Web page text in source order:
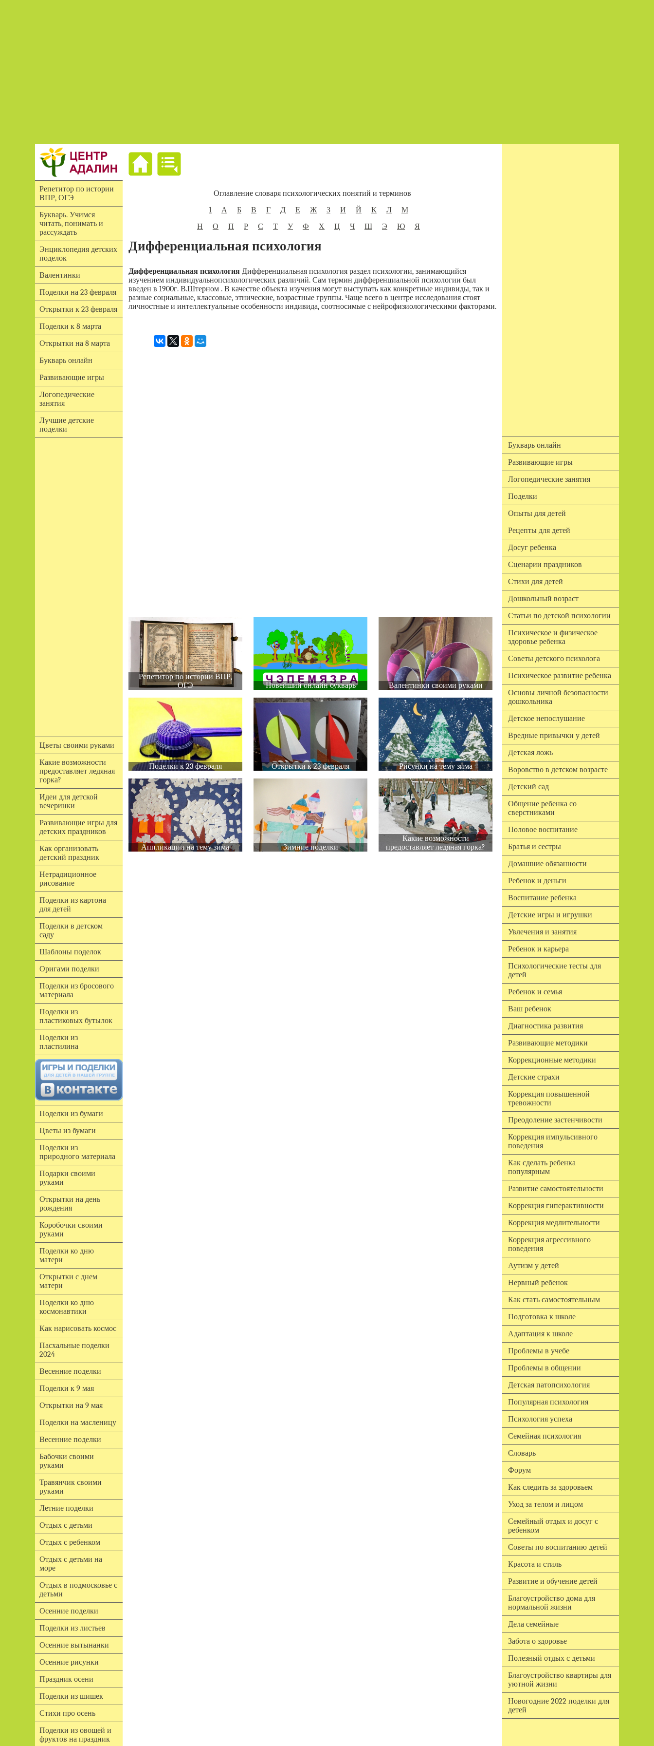
Репетитор по истории
ВПР, ОГЭ
Букварь. Учимся
читать, понимать и
рассуждать
Энциклопедия детских
поделок
Валентинки
Поделки на 23 февраля
Открытки к 23 февраля
Поделки к 8 марта
Открытки на 8 марта
Букварь онлайн
Развивающие игры
Логопедические
занятия
Лучшие детские
поделки
Цветы своими руками
Какие возможности
предоставляет ледяная
горка?
Идеи для детской
вечеринки
Развивающие игры для
детских праздников
Как организовать
детский праздник
Нетрадиционное
рисование
Поделки из картона
для детей
Поделки в детском
саду
Шаблоны поделок
Оригами поделки
Поделки из бросового
материала
Поделки из
пластиковых бутылок
Поделки из
пластилина
Поделки из бумаги
Цветы из бумаги
Поделки из
природного материала
Подарки своими
руками
Открытки на день
рождения
Коробочки своими
руками
Поделки ко дню
матери
Открытки с днем
матери
Поделки ко дню
космонавтики
Как нарисовать космос
Пасхальные поделки
2024
Весенние поделки
Поделки к 9 мая
Открытки на 9 мая
Поделки на масленицу
Весенние поделки
Бабочки своими
руками
Травянчик своими
руками
Летние поделки
Отдых с детьми
Отдых с ребенком
Отдых с детьми на
море
Отдых в подмосковье с
детьми
Осенние поделки
Поделки из листьев
Осенние вытынанки
Осенние рисунки
Праздник осени
Поделки из шишек
Стихи про осень
Поделки из овощей и
фруктов на праздник
Оглавление словаря психологических понятий и терминов
1
А Б В Г Д Е Ж З И Й К Л
М
Н
О П Р С Т У Ф Х Ц Ч Ш Э Ю Я
Дифференциальная психология
Дифференциальная психологияДифференциальная психология раздел психологии, занимающийся
изучением индивидуальнопсихологических различий. Сам термин дифференциальной психологии был
введен в 1900г. В.Штерном . В качестве объекта изучения могут выступать как конкретные индивиды, так и
разные социальные, классовые, этнические, возрастные группы. Чаще всего в центре исследования стоят
личностные и интеллектуальные особенности индивида, соотносимые с нейрофизиологическими факторами.
Репетитор по истории ВПР,
ОГЭ
Новейший онлайн букварь Валентинки своими руками
Поделки к 23 февраля Открытки к 23 февраля Рисунки на тему зима
Аппликации на тему зима Зимние поделки
Какие возможности
предоставляет ледяная горка?
Букварь онлайн
Развивающие игры
Логопедические занятия
Поделки
Опыты для детей
Рецепты для детей
Досуг ребенка
Сценарии праздников
Стихи для детей
Дошкольный возраст
Статьи по детской психологии
Психическое и физическое
здоровье ребенка
Советы детского психолога
Психическое развитие ребенка
Основы личной безопасности
дошкольника
Детское непослушание
Вредные привычки у детей
Детская ложь
Воровство в детском возрасте
Детский сад
Общение ребенка со
сверстниками
Половое воспитание
Братья и сестры
Домашние обязанности
Ребенок и деньги
Воспитание ребенка
Детские игры и игрушки
Увлечения и занятия
Ребенок и карьера
Психологические тесты для
детей
Ребенок и семья
Ваш ребенок
Диагностика развития
Развивающие методики
Коррекционные методики
Детские страхи
Коррекция повышенной
тревожности
Преодоление застенчивости
Коррекция импульсивного
поведения
Как сделать ребенка
популярным
Развитие самостоятельности
Коррекция гиперактивности
Коррекция медлительности
Коррекция агрессивного
поведения
Аутизм у детей
Нервный ребенок
Как стать самостоятельным
Подготовка к школе
Адаптация к школе
Проблемы в учебе
Проблемы в общении
Детская патопсихология
Популярная психология
Психология успеха
Семейная психология
Словарь
Форум
Как следить за здоровьем
Уход за телом и лицом
Семейный отдых и досуг с
ребенком
Советы по воспитанию детей
Красота и стиль
Развитие и обучение детей
Благоустройство дома для
нормальной жизни
Дела семейные
Забота о здоровье
Полезный отдых с детьми
Благоустройство квартиры для
уютной жизни
Новогодние 2022 поделки для
детей